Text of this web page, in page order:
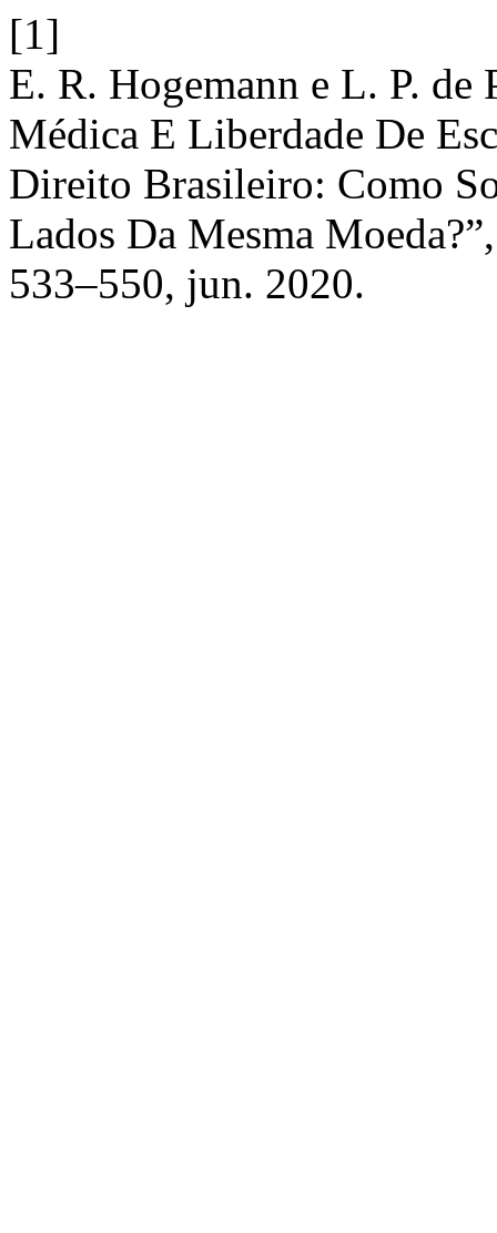
[1]
E. R. Hogemann e L. P. de
Médica E Liberdade De
Direito Brasileiro: Como
Lados Da Mesma
533–550, jun. 2020.